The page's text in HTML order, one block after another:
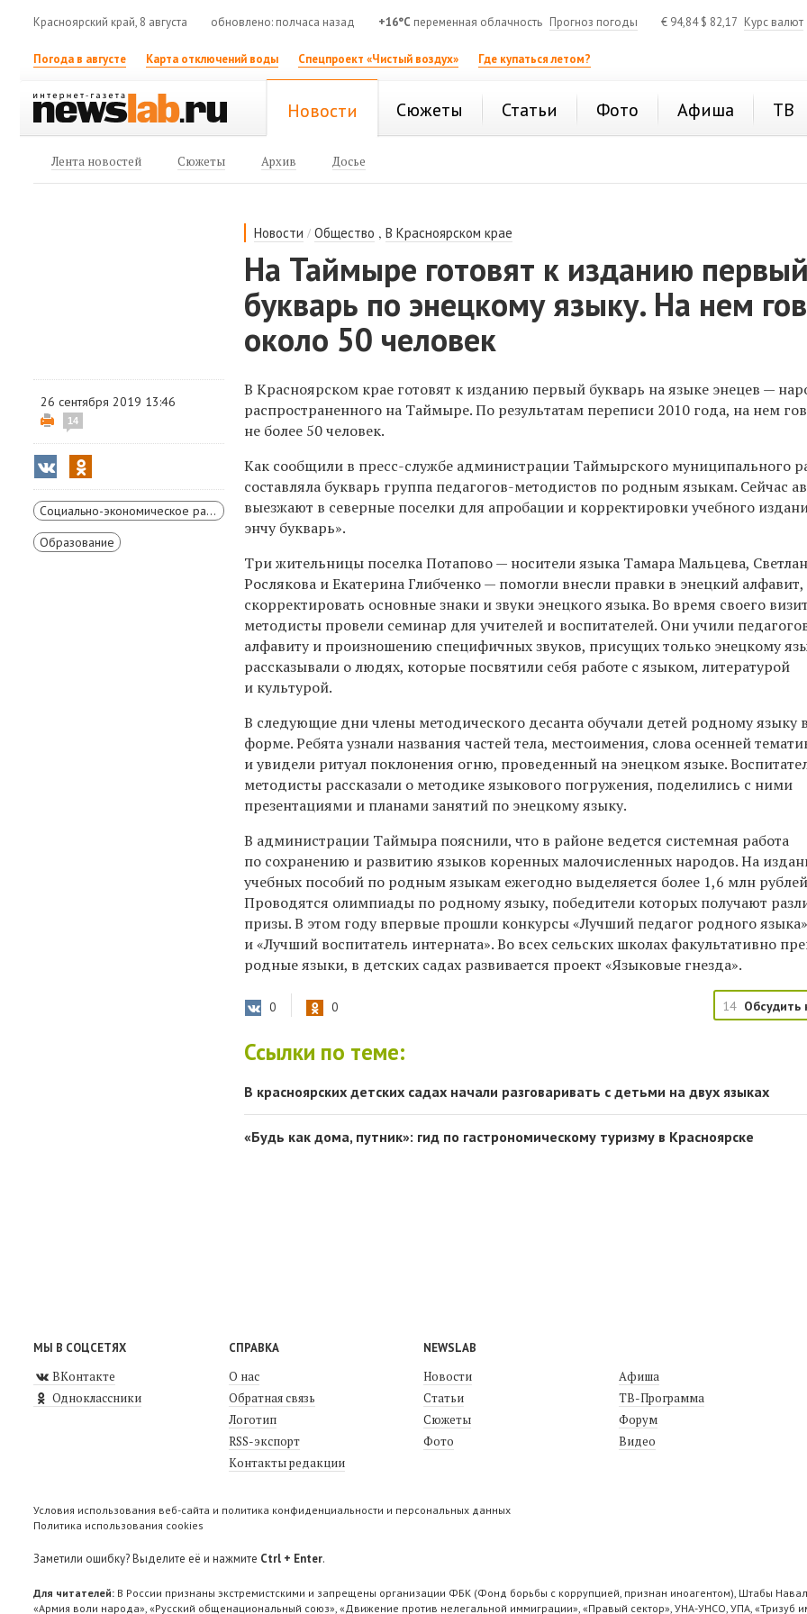
Красноярский край, 8 августа обновлено: полчаса назад +16°C переменная облачность Прогноз погоды € 94,84$ 82,17 Курс валют
Погода в августе Карта отключений воды Спецпроект «Чистый воздух» Где купаться летом?
Новости Сюжеты Статьи Фото Афиша ТВ
Лента новостей Сюжеты Архив Досье
Новости /Общество ,В Красноярском крае
На Таймыре готовят к изданию
букварь по энецкому языку. На нем
около 50 человек
26 сентября 2019 13:46
14
Социально-экономическое развитие Красноярского края
Образование
В Красноярском крае готовят к изданию первый букварь на языке энецев —
распространенного на Таймыре. По результатам переписи 2010 года, на нем
не более 50 человек.
Как сообщили в пресс-службе администрации Таймырского муниципального
составляла букварь группа педагогов-методистов по родным языкам. Сейчас
выезжают в северные поселки для апробации и корректировки учебного
энчу букварь».
Три жительницы поселка Потапово — носители языка Тамара Мальцева,
Рослякова и Екатерина Глибченко — помогли внесли правки в энецкий алфавит,
скорректировать основные знаки и звуки энецкого языка. Во время своего
методисты провели семинар для учителей и воспитателей. Они учили
алфавиту и произношению специфичных звуков, присущих только энецкому
рассказывали о людях, которые посвятили себя работе с языком, литературой
и культурой.
В следующие дни члены методического десанта обучали детей родному языку
форме. Ребята узнали названия частей тела, местоимения, слова осенней
и увидели ритуал поклонения огню, проведенный на энецком языке.
методисты рассказали о методике языкового погружения, поделились с ними
презентациями и планами занятий по энецкому языку.
В администрации Таймыра пояснили, что в районе ведется системная работа
по сохранению и развитию языков коренных малочисленных народов. На
учебных пособий по родным языкам ежегодно выделяется более 1,6 млн
Проводятся олимпиады по родному языку, победители которых получают
призы. В этом году впервые прошли конкурсы «Лучший педагог родного
и «Лучший воспитатель интерната». Во всех сельских школах факультативно
родные языки, в детских садах развивается проект «Языковые гнезда».
0 0 14 Обсудить
Ссылки по теме:
В красноярских детских садах начали разговаривать с детьми на двух языках
«Будь как дома, путник»: гид по гастрономическому туризму в Красноярске
МЫ В СОЦСЕТЯХ
ВКонтакте
Одноклассники
СПРАВКА
О нас
Обратная связь
Логотип
RSS-экспорт
Контакты редакции
NEWSLAB
Новости
Статьи
Сюжеты
Фото
Афиша
ТВ-Программа
Форум
Видео
Условия использования веб-сайта и политика конфиденциальности и персональных данных
Политика использования cookies
Заметили ошибку? Выделите её и нажмите Ctrl + Enter.
Для читателей: В России признаны экстремистскими и запрещены организации ФБК (Фонд борьбы с коррупцией, признан иноагентом), Штабы
«Армия воли народа», «Русский общенациональный союз», «Движение против нелегальной иммиграции», «Правый сектор», УНА-УНСО, УПА, «Тризуб